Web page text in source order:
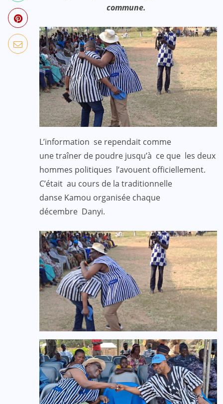
commune.
L’information se rependait comme
une traîner de poudre jusqu’à ce que les deux
hommes politiques l’avouent officiellement.
C’était au cours de la traditionnelle
danse Kamou organisée chaque
décembre Danyi.